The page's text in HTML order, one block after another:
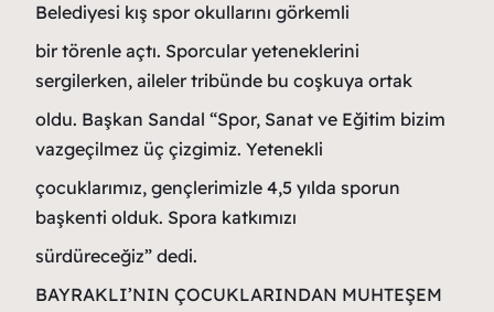
Belediyesi kış spor okullarını görkemli
bir törenle açtı. Sporcular yeteneklerini
sergilerken, aileler tribünde bu coşkuya ortak
oldu. Başkan Sandal “Spor, Sanat ve Eğitim bizim
vazgeçilmez üç çizgimiz. Yetenekli
çocuklarımız, gençlerimizle 4,5 yılda sporun
başkenti olduk. Spora katkımızı
sürdüreceğiz” dedi.
BAYRAKLI’NIN ÇOCUKLARINDAN MUHTEŞEM